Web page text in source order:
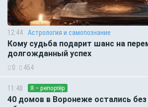
12:44 Астрология и самопознание
Кому судьба подарит шанс на
долгожданный успех
0 454
11:48 Я – репортёр
40 домов в Воронеже остались